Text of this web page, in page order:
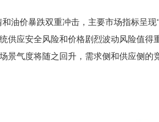
价暴跌双重冲击，主要市场指标呈
应安全风险和价格剧烈波动风险值得
气度将随之回升，需求侧和供应侧的